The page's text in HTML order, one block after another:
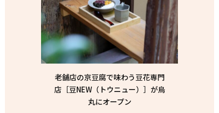
老舗店の京豆腐で味わう豆花専門
店［豆NEW（トウニュー）］が烏
丸にオープン